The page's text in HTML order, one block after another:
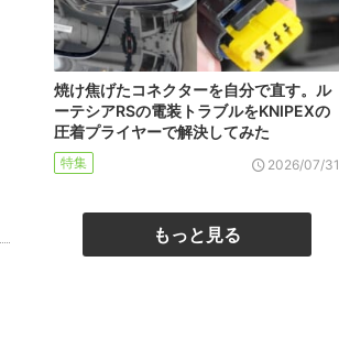
焼け焦げたコネクターを自分で直す。ル
ーテシアRSの電装トラブルをKNIPEXの
圧着プライヤーで解決してみた
特集 2026/07/31
もっと見る